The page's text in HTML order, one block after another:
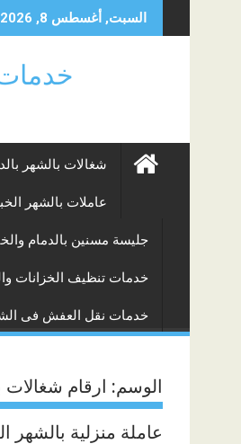
to
السبت, أغسطس 8, 2026
شغالات بالشهر
عاملات بالشهر
جليسة مسنين بالدمام
خدمات تنظيف الخزانات
خدمات نقل العفش فى
الوسم: ارقام شغالات
عاملة منزلية بالشهر الدمام